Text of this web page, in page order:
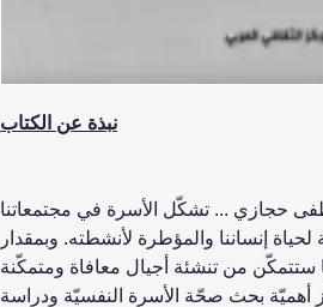
نبذة عن الكتاب
حجازي ... تشكّل الأسرة في مجتمعاتنا
إنساننا والمؤطرة لأنشطته. وبمقدار
ستتمكّن من تنشئة أجيال معافاة ومتمكّنة
أهميّة بحث صحّة الأسرة النفسيّة ودراسة